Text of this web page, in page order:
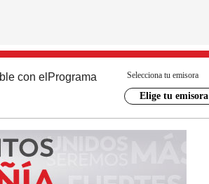
con el Programa Selecciona tu emisora
Elige tu emisora